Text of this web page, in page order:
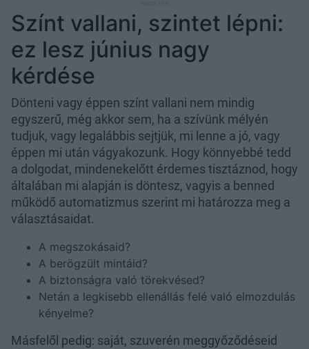
Színt vallani, szintet lépni:
ez lesz június nagy
kérdése
Dönteni vagy éppen színt vallani nem mindig
egyszerű, még akkor sem, ha a szívünk mélyén
tudjuk, vagy legalábbis sejtjük, mi lenne a jó, vagy
éppen mi után vágyakozunk. Hogy könnyebbé tedd
a dolgodat, mindenekelőtt érdemes tisztáznod, hogy
általában mi alapján is döntesz, vagyis a benned
működő automatizmus szerint mi határozza meg a
választásaidat.
A megszokásaid?
A berögzült mintáid?
A biztonságra való törekvésed?
Netán a legkisebb ellenállás felé való elmozdulás
kényelme?
Másfelől pedig: saját, szuverén meggyőződéseid